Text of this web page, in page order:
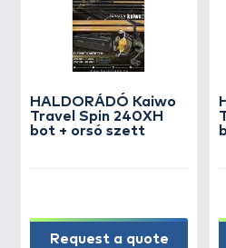
HALDORÁDÓ Kaiwo
Travel Spin 240XH
bot + orsó szett
Request a quote